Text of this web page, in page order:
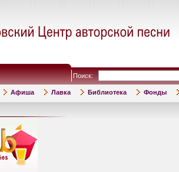
Поиск:
Афиша Лавка Библиотека Фонды